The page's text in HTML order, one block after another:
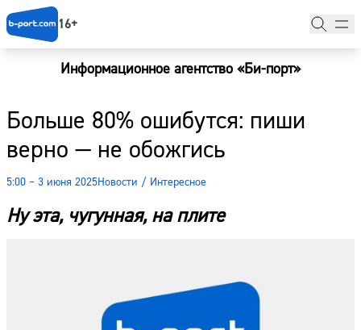
16+
Информационное агентство «Би-порт»
Больше 80% ошибутся: пиши
верно — не обожгись
5:00 – 3 июня 2025Новости / Интересное
Ну эта, чугунная, на плите
Новости
Наши гости
Погода